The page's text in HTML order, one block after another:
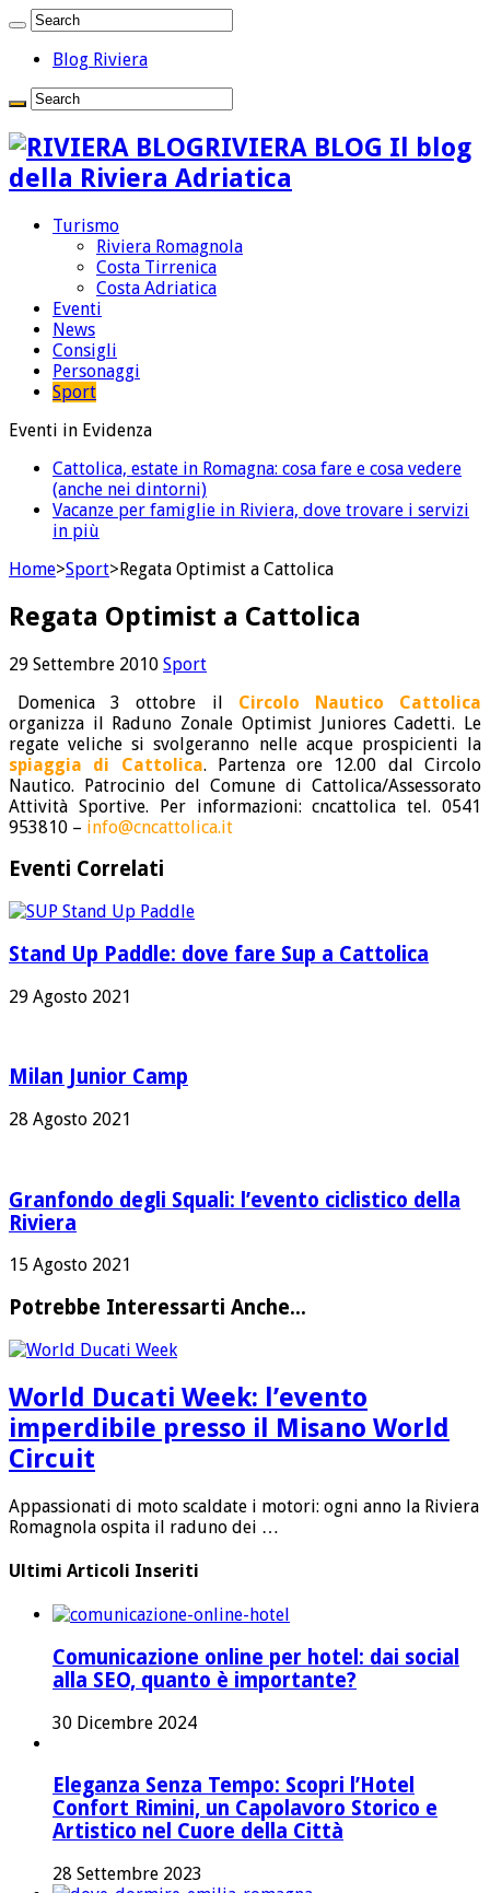
Blog Riviera
RIVIERA BLOG Il blog
della Riviera Adriatica
Turismo
Riviera Romagnola
Costa Tirrenica
Costa Adriatica
Eventi
News
Consigli
Personaggi
Sport
Eventi in Evidenza
Cattolica, estate in Romagna: cosa fare e cosa vedere
(anche nei dintorni)
Vacanze per famiglie in Riviera, dove trovare i servizi
in più
Home>Sport>Regata Optimist a Cattolica
Regata Optimist a Cattolica
29 Settembre 2010 Sport
Domenica 3 ottobre il Circolo Nautico Cattolica
organizza il Raduno Zonale Optimist Juniores Cadetti. Le
regate veliche si svolgeranno nelle acque prospicienti la
spiaggia di Cattolica. Partenza ore 12.00 dal Circolo
Nautico. Patrocinio del Comune di Cattolica/Assessorato
Attività Sportive. Per informazioni: cncattolica tel. 0541
953810 – info@cncattolica.it
Eventi Correlati
Stand Up Paddle: dove fare Sup a Cattolica
29 Agosto 2021
Milan Junior Camp
28 Agosto 2021
Granfondo degli Squali: l’evento ciclistico della
Riviera
15 Agosto 2021
Potrebbe Interessarti Anche...
World Ducati Week: l’evento
imperdibile presso il Misano World
Circuit
Appassionati di moto scaldate i motori: ogni anno la Riviera
Romagnola ospita il raduno dei …
Ultimi Articoli Inseriti
Comunicazione online per hotel: dai social
alla SEO, quanto è importante?
30 Dicembre 2024
Eleganza Senza Tempo: Scopri l’Hotel
Confort Rimini, un Capolavoro Storico e
Artistico nel Cuore della Città
28 Settembre 2023